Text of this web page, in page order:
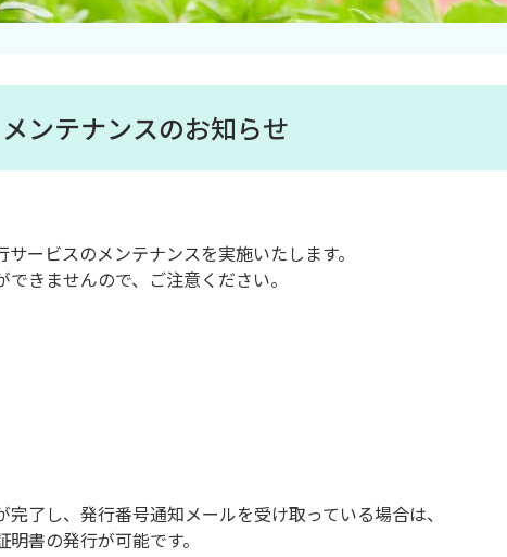
ンテナンスのお知らせ
サービスのメンテナンスを実施いたします。
きませんので、 ご注意ください。
了し、 発行番号通知メールを受け取っている場合は、
書の発行が可能です。